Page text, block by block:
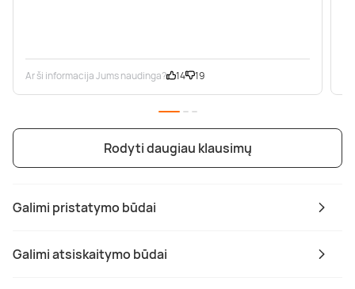
Galimi pristatymo būdai
Galimi atsiskaitymo būdai
Ar ši informacija Jums naudinga? 14 19
Rodyti daugiau klausimų